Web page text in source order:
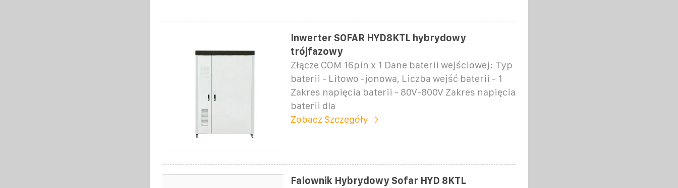
Inwerter SOFAR HYD8KTL hybrydowy
trójfazowy
Złącze COM 16pin x 1 Dane baterii wejściowej: Typ
baterii - Litowo -jonowa, Liczba wejść baterii - 1
Zakres napięcia baterii - 80V-800V Zakres napięcia
baterii dla
Zobacz Szczegóły
Falownik Hybrydowy Sofar HYD 8KTL